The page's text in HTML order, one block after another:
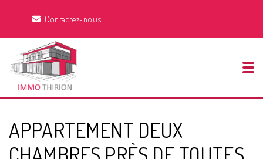
Contactez-nous
APPARTEMENT DEUX